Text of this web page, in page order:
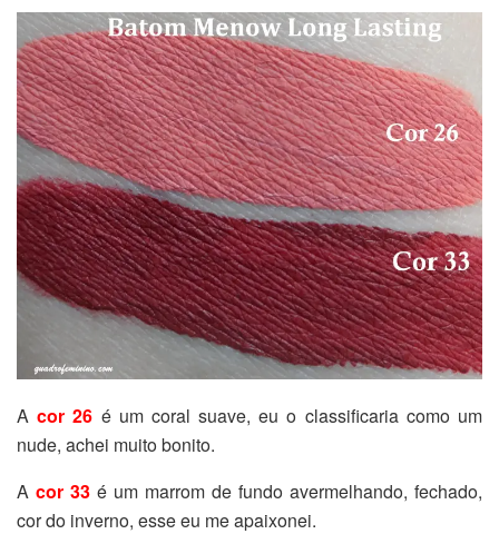
A cor 26 é um coral suave, eu o classificaria como um
nude, achei muito bonito.
A cor 33 é um marrom de fundo avermelhando, fechado,
cor do inverno, esse eu me apaixonei.